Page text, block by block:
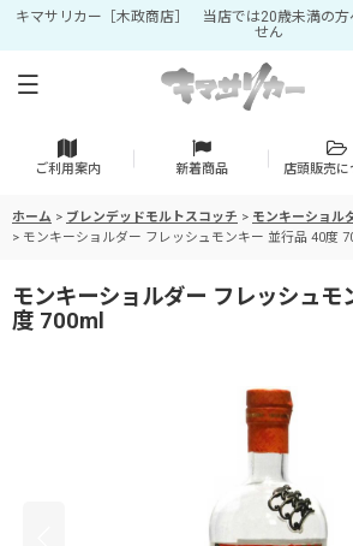
キマサリカー［木政商店］ 当店では20歳未満の方
せん
ご利用案内 新着商品 店頭販売に
ホーム > ブレンデッドモルトスコッチ > モンキーショル
> モンキーショルダー フレッシュモンキー 並行品 40度
モンキーショルダー フレッシュモ
度 700ml